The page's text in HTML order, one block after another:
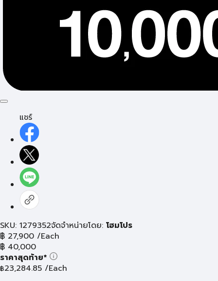
แชร์
SKU: 1279352จัดจำหน่ายโดย: โฮมโปร
฿ 27,900 /Each
฿ 40,000
ราคาสุดท้าย*
฿23,284.85 /Each